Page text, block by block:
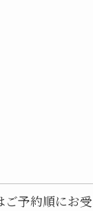
予約順にお